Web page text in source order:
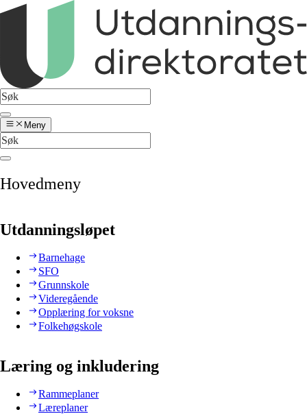
Meny
Hovedmeny
Utdanningsløpet
Barnehage
SFO
Grunnskole
Videregående
Opplæring for voksne
Folkehøgskole
Læring og inkludering
Rammeplaner
Læreplaner